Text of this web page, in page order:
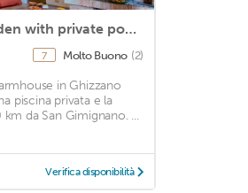
Farmhouse in large garden with private pool on the hills of Pisa
7 Molto Buono (2)
in Ghizzano
piscina privata e la
da San Gimignano. ...
Verifica disponibilità